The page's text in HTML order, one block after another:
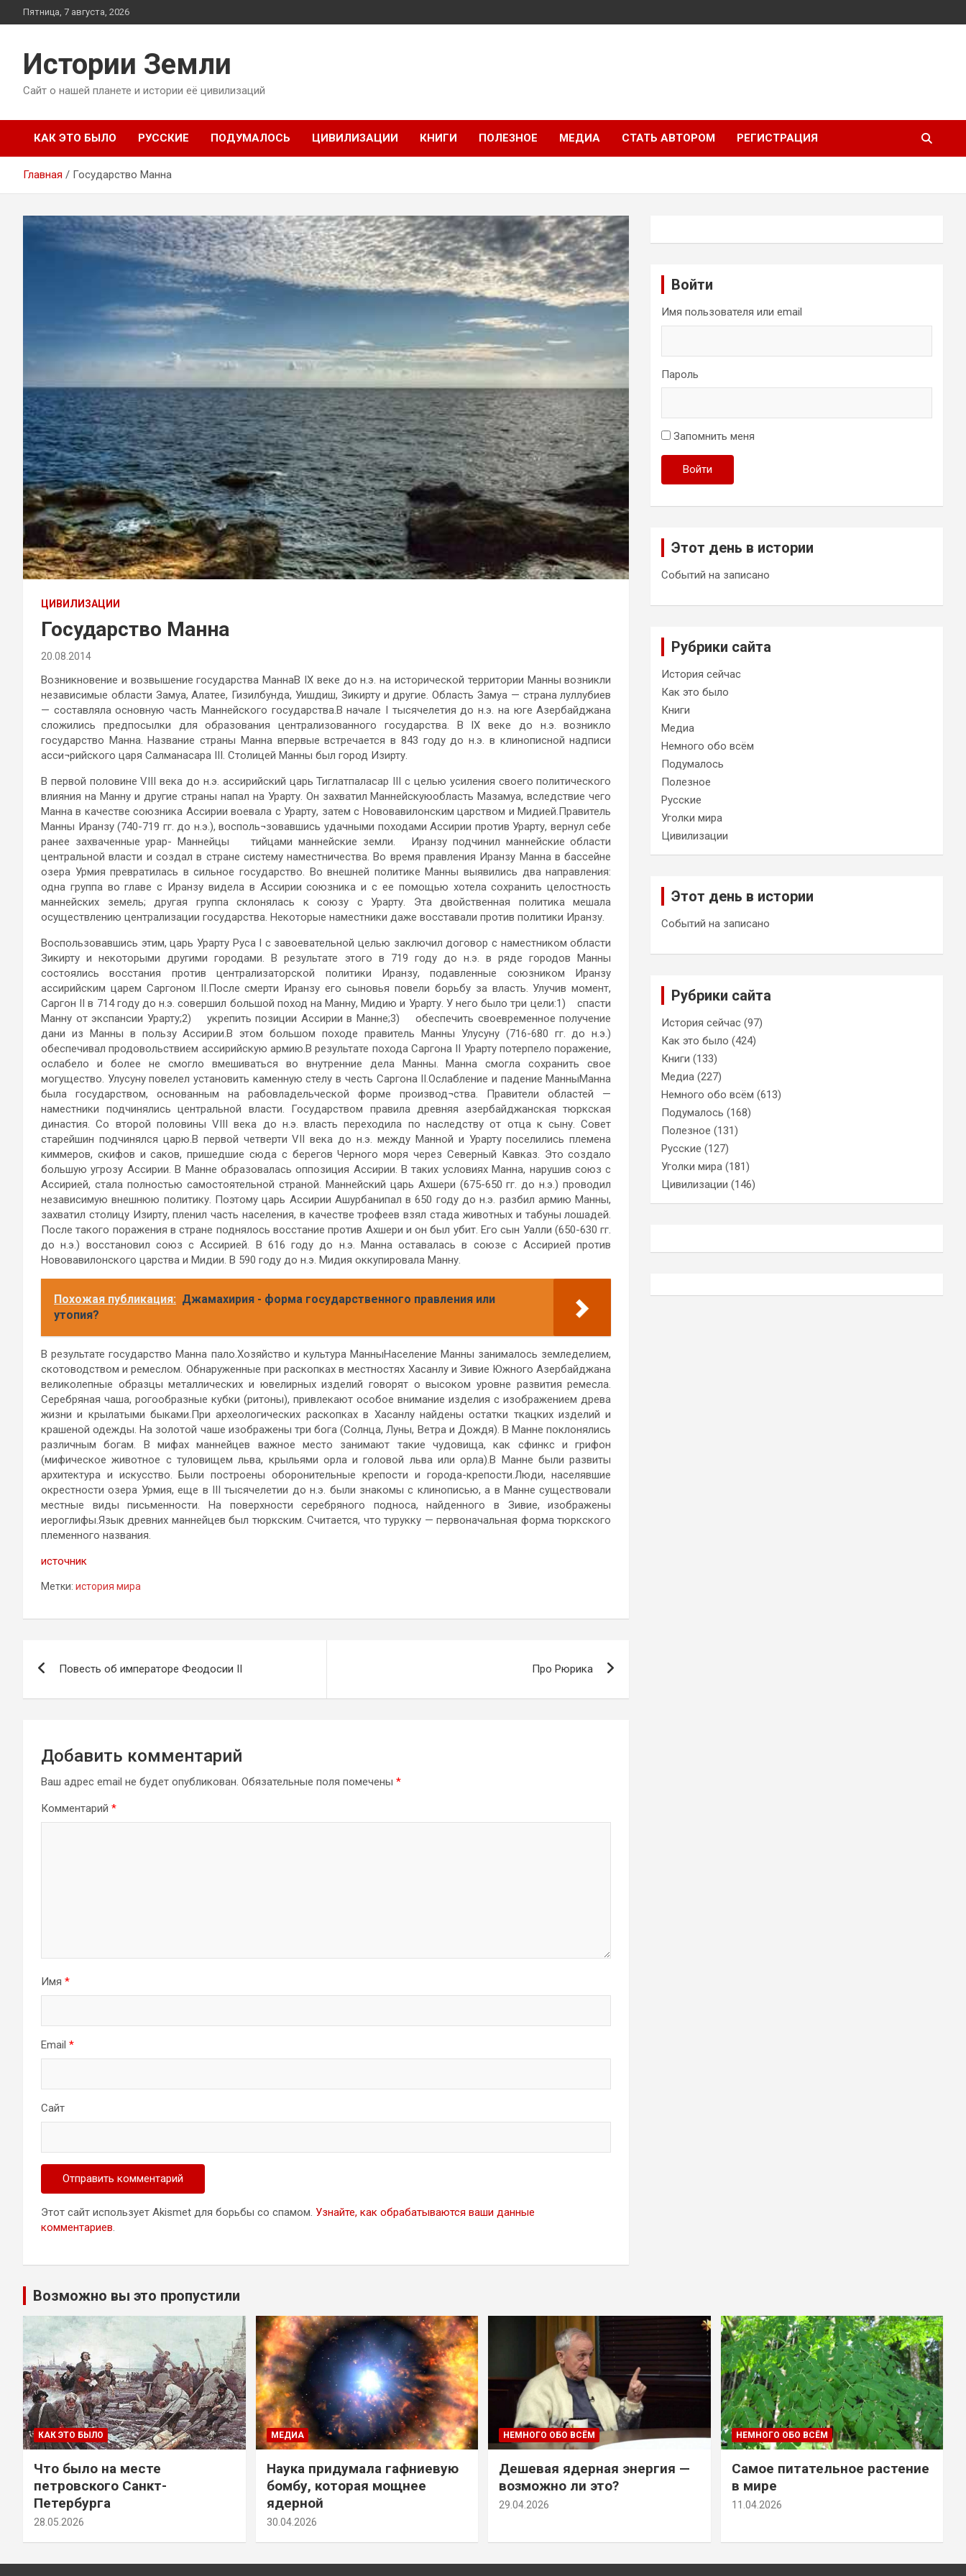
Перейти
к
Пятница, 7 августа, 2026
Истории Земли
Сайт о нашей планете и истории её цивилизаций
КАК ЭТО БЫЛО РУССКИЕ ПОДУМАЛОСЬ ЦИВИЛИЗАЦИИ КНИГИ ПОЛЕЗНОЕ МЕДИА СТАТЬ АВТОРОМ РЕГИСТРАЦИЯ
Главная Государство Манна
ЦИВИЛИЗАЦИИ
Государство Манна
20.08.2014
Возникновение и возвышение государства МаннаВ IX веке до н.э. на исторической территории Манны возникли
независимые области Замуа, Алатее, Гизилбунда, Уишдиш, Зикирту и другие. Область Замуа — страна луллубиев
— составляла основную часть Маннейского государства.В начале I тысячелетия до н.э. на юге Азербайджана
сложились предпосылки для образования централизованного государства. В IX веке до н.э. возникло
государство Манна. Название страны Манна впервые встречается в 843 году до н.э. в клинописной надписи
асси¬рийского царя Салманасара III. Столицей Манны был город Изирту.
В первой половине VIII века до н.э. ассирийский царь Тиглатпаласар III с целью усиления своего политического
влияния на Манну и другие страны напал на Урарту. Он захватил Маннейскуюобласть Мазамуа, вследствие чего
Манна в качестве союзника Ассирии воевала с Урарту, затем с Нововавилонским царством и Мидией.Правитель
Манны Иранзу (740-719 гг. до н.э.), восполь¬зовавшись удачными походами Ассирии против Урарту, вернул себе
ранее захваченные урар- Маннейцы тийцами маннейские земли. Иранзу подчинил маннейские области
центральной власти и создал в стране систему наместничества. Во время правления Иранзу Манна в бассейне
озера Урмия превратилась в сильное государство. Во внешней политике Манны выявились два направления:
одна группа во главе с Иранзу видела в Ассирии союзника и с ее помощью хотела сохранить целостность
маннейских земель; другая группа склонялась к союзу с Урарту. Эта двойственная политика мешала
осуществлению централизации государства. Некоторые наместники даже восставали против политики Иранзу.
Воспользовавшись этим, царь Урарту Руса I с завоевательной целью заключил договор с наместником области
Зикирту и некоторыми другими городами. В результате этого в 719 году до н.э. в ряде городов Манны
состоялись восстания против централизаторской политики Иранзу, подавленные союзником Иранзу
ассирийским царем Саргоном II.После смерти Иранзу его сыновья повели борьбу за власть. Улучив момент,
Саргон II в 714 году до н.э. совершил большой поход на Манну, Мидию и Урарту. У него было три цели:1) спасти
Манну от экспансии Урарту;2) укрепить позиции Ассирии в Манне;3) обеспечить своевременное получение
дани из Манны в пользу Ассирии.В этом большом походе правитель Манны Улусуну (716-680 гг. до н.э.)
обеспечивал продовольствием ассирийскую армию.В результате похода Саргона II Урарту потерпело поражение,
ослабело и более не смогло вмешиваться во внутренние дела Манны. Манна смогла сохранить свое
могущество. Улусуну повелел установить каменную стелу в честь Саргона II.Ослабление и падение МанныМанна
была государством, основанным на рабовладельческой форме производ¬ства. Правители областей —
наместники подчинялись центральной власти. Государством правила древняя азербайджанская тюркская
династия. Со второй половины VIII века до н.э. власть переходила по наследству от отца к сыну. Совет
старейшин подчинялся царю.В первой четверти VII века до н.э. между Манной и Урарту поселились племена
киммеров, скифов и саков, пришедшие сюда с берегов Черного моря через Северный Кавказ. Это создало
большую угрозу Ассирии. В Манне образовалась оппозиция Ассирии. В таких условиях Манна, нарушив союз с
Ассирией, стала полностью самостоятельной страной. Маннейский царь Ахшери (675-650 гг. до н.э.) проводил
независимую внешнюю политику. Поэтому царь Ассирии Ашурбанипал в 650 году до н.э. разбил армию Манны,
захватил столицу Изирту, пленил часть населения, в качестве трофеев взял стада животных и табуны лошадей.
После такого поражения в стране поднялось восстание против Ахшери и он был убит. Его сын Уалли (650-630 гг.
до н.э.) восстановил союз с Ассирией. В 616 году до н.э. Манна оставалась в союзе с Ассирией против
Нововавилонского царства и Мидии. В 590 году до н.э. Мидия оккупировала Манну.
Похожая публикация: Джамахирия - форма государственного правления или
утопия?
В результате государство Манна пало.Хозяйство и культура МанныНаселение Манны занималось земледелием,
скотоводством и ремеслом. Обнаруженные при раскопках в местностях Хасанлу и Зивие Южного Азербайджана
великолепные образцы металлических и ювелирных изделий говорят о высоком уровне развития ремесла.
Серебряная чаша, рогообразные кубки (ритоны), привлекают особое внимание изделия с изображением древа
жизни и крылатыми быками.При археологических раскопках в Хасанлу найдены остатки ткацких изделий и
крашеной одежды. На золотой чаше изображены три бога (Солнца, Луны, Ветра и Дождя). В Манне поклонялись
различным богам. В мифах маннейцев важное место занимают такие чудовища, как сфинкс и грифон
(мифическое животное с туловищем льва, крыльями орла и головой льва или орла).В Манне были развиты
архитектура и искусство. Были построены оборонительные крепости и города-крепости.Люди, населявшие
окрестности озера Урмия, еще в III тысячелетии до н.э. были знакомы с клинописью, а в Манне существовали
местные виды письменности. На поверхности серебряного подноса, найденного в Зивие, изображены
иероглифы.Язык древних маннейцев был тюркским. Считается, что турукку — первоначальная форма тюркского
племенного названия.
источник
Метки: история мира
Повесть об императоре Феодосии II Про Рюрика
Добавить комментарий
Ваш адрес email не будет опубликован. Обязательные поля помечены *
Комментарий *
Имя *
Email *
Сайт
Этот сайт использует Akismet для борьбы со спамом. Узнайте, как обрабатываются ваши данные
комментариев.
Войти
Имя пользователя или email
Пароль
Запомнить меня
Войти
Этот день в истории
Событий на записано
Рубрики сайта
История сейчас
Как это было
Книги
Медиа
Немного обо всём
Подумалось
Полезное
Русские
Уголки мира
Цивилизации
Этот день в истории
Событий на записано
Рубрики сайта
История сейчас (97)
Как это было (424)
Книги (133)
Медиа (227)
Немного обо всём (613)
Подумалось (168)
Полезное (131)
Русские (127)
Уголки мира (181)
Цивилизации (146)
Возможно вы это пропустили
КАК ЭТО БЫЛО
Что было на месте
петровского Санкт-
Петербурга
28.05.2026
МЕДИА
Наука придумала гафниевую
бомбу, которая мощнее
ядерной
30.04.2026
НЕМНОГО ОБО ВСЁМ
Дешевая ядерная энергия —
возможно ли это?
29.04.2026
НЕМНОГО ОБО ВСЁМ
Самое питательное растение
в мире
11.04.2026